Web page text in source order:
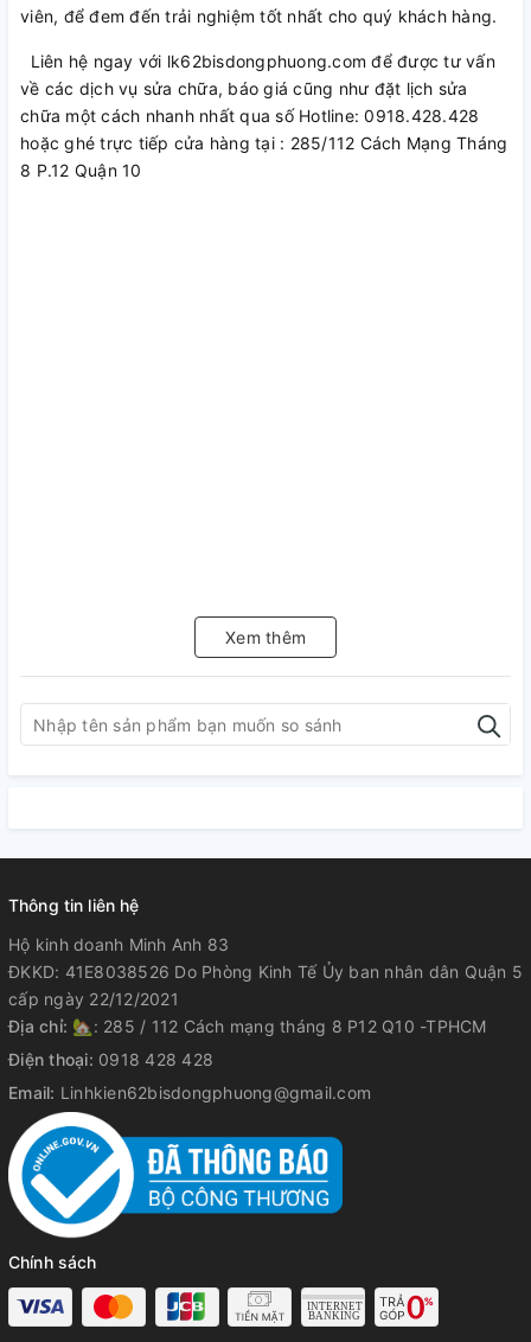
viên, để đem đến trải nghiệm tốt nhất cho quý khách hàng.
Liên hệ ngay với lk62bisdongphuong.com để được tư vấn
về các dịch vụ sửa chữa, báo giá cũng như đặt lịch sửa
chữa một cách nhanh nhất qua số Hotline: 0918.428.428
hoặc ghé trực tiếp cửa hàng tại : 285/112 Cách Mạng Tháng
8 P.12 Quận 10
Xem thêm
Thông tin liên hệ
Hộ kinh doanh Minh Anh 83
ĐKKD: 41E8038526 Do Phòng Kinh Tế Ủy ban nhân dân Quận 5
cấp ngày 22/12/2021
Địa chỉ: 🏡: 285 / 112 Cách mạng tháng 8 P12 Q10 -TPHCM
Điện thoại: 0918 428 428
Email: Linhkien62bisdongphuong@gmail.com
Chính sách